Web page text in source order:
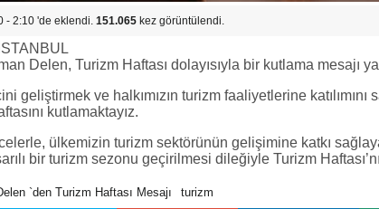
- 2:10 'de eklendi. 151.065 kez görüntülendi.
Delen, Turizm Haftası dolayısıyla bir kutlama mesajı
geliştirmek ve halkımızın turizm faaliyetlerine katılımını
kutlamaktayız.
ülkemizin turizm sektörünün gelişimine katkı
bir turizm sezonu geçirilmesi dileğiyle Turizm
`den Turizm Haftası Mesajı turizm